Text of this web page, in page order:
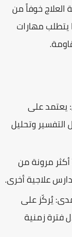
العلاج خوفاً من
يتطلب مهارات
يعتمد على
التفسير وتحليل
أكثر مرونة من
علاجية أخرى.
يُركّز على
فترة زمنية